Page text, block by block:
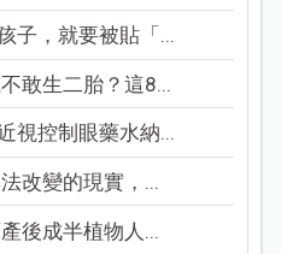
子，就要被貼「...
敢生二胎？這8...
視控制眼藥水納...
改變的現實，...
後成半植物人...